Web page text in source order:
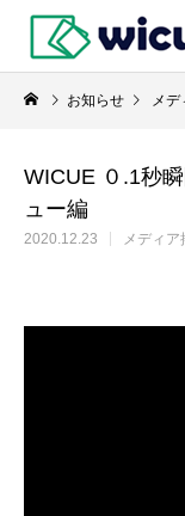
お知らせ メデ
WICUE ０.1秒
ュー編
2020.12.23 メディア